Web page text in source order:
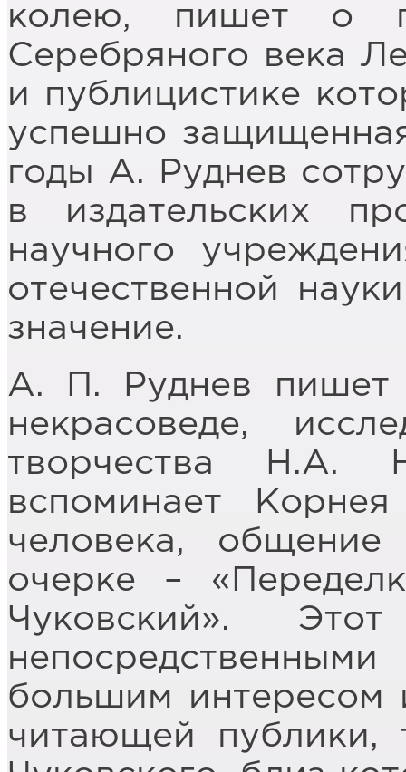
колею, пишет о
Серебряного века
и публицистике
успешно
годы А. Руднев
в издательских
научного
отечественной
значение.
А. П. Руднев
некрасоведе,
творчества Н.А.
вспоминает
человека,
очерке –
Чуковский».
большим интересом
читающей публики,